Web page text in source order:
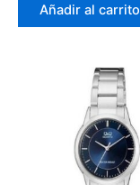
Añadir al carrito